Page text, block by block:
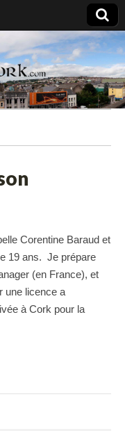
Corentine Baraud et
19 ans. Je prépare
(en France), et
une licence a
à Cork pour la